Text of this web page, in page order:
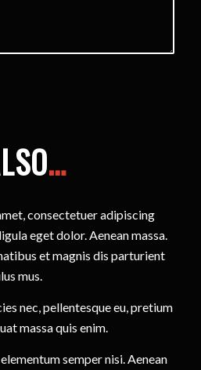
…
consectetuer adipiscing
eget dolor. Aenean massa.
et magnis dis parturient
mus.
nec, pellentesque eu, pretium
massa quis enim.
semper nisi. Aenean